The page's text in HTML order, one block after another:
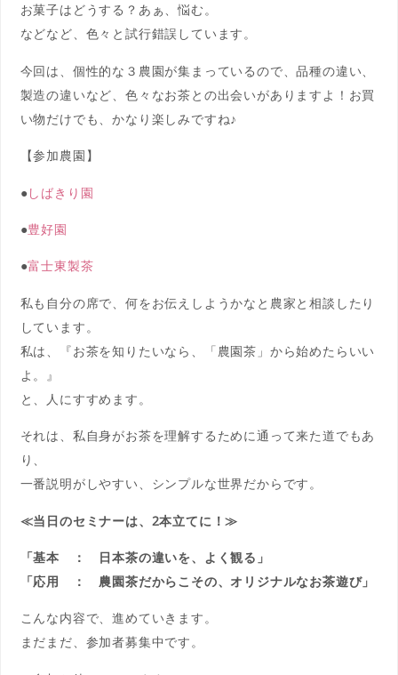
お菓子はどうする？あぁ、悩む。
などなど、色々と試行錯誤しています。
今回は、個性的な３農園が集まっているので、品種の違い、
製造の違いなど、色々なお茶との出会いがありますよ！お買
い物だけでも、かなり楽しみですね♪
【参加農園】
●しばきり園
●豊好園
●富士東製茶
私も自分の席で、何をお伝えしようかなと農家と相談したり
してい ます。
私は、『お茶を知りたいなら、「農園茶」から始めたらいい
よ。』
と、人にすすめます。
それは、私自身がお茶を理解するために通って来た道でもあ
り、
一番説明がしやすい、シンプルな世界だからです。
≪当日のセミナーは、2本立てに！≫
「基本 ： 日本茶の違いを、よく観る」
「応用 ： 農園茶だからこその、オリジナルなお茶遊び」
こんな内容で、進めていきます。
まだまだ、参加者募集中です。